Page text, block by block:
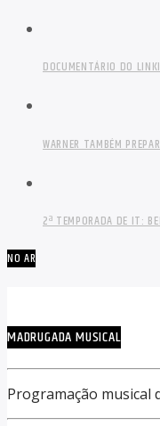
DOCUMENTÁRIO DO
WARNER TAMBÉM
2ª TEMPORADA DE IT:
NO AR
MADRUGADA MUSICAL
Programação musical